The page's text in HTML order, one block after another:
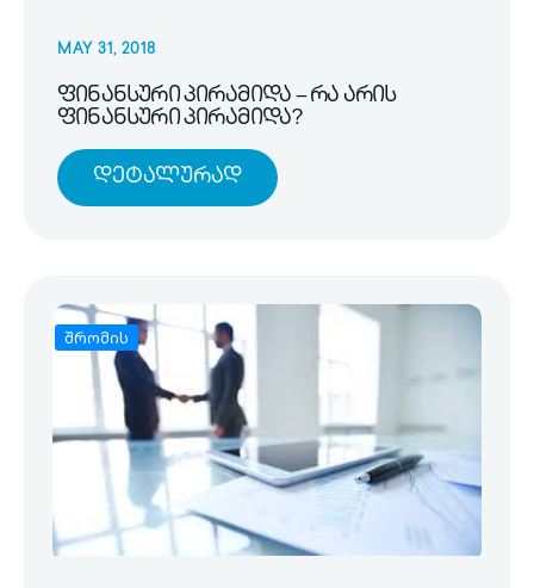
MAY 31, 2018
ფინანსური პირამიდა – რა არის
ფინანსური პირამიდა?
Დეტალურად
შრომის